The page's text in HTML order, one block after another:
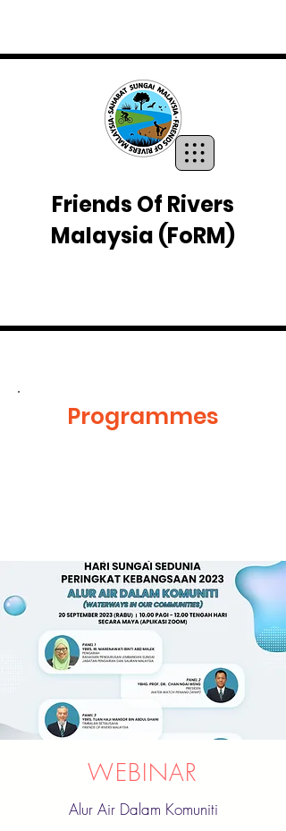
Friends Of Rivers
Malaysia (FoRM)
Programmes
WEBINAR
Alur Air Dalam Komuniti